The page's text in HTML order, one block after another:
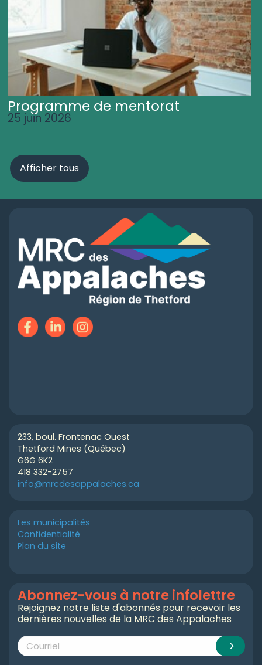
Programme de mentorat
25 juin 2026
Afficher tous
233, boul. Frontenac Ouest
Thetford Mines (Québec)
G6G 6K2
418 332-2757
info@mrcdesappalaches.ca
Les municipalités
Confidentialité
Plan du site
Abonnez-vous à notre infolettre
Rejoignez notre liste d'abonnés pour recevoir les
dernières nouvelles de la MRC des Appalaches